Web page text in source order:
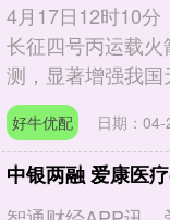
4月17日12时10分
长征四号丙运载
测，显著增强我
好牛优配 日期：04-
中银两融 爱康医